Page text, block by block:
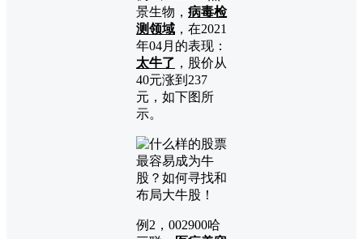
景生物， 病毒检
测领域 ，在2021
年04月的表现：
太牛了 ，股价从
40元涨到237
元，如下图所
示。
例2，002900哈